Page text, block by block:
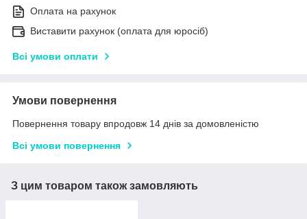
Оплата на рахунок
Виставити рахунок (оплата для юросіб)
Всі умови оплати
Умови повернення
Повернення товару впродовж 14 днів за домовленістю
Всі умови повернення
З цим товаром також замовляють